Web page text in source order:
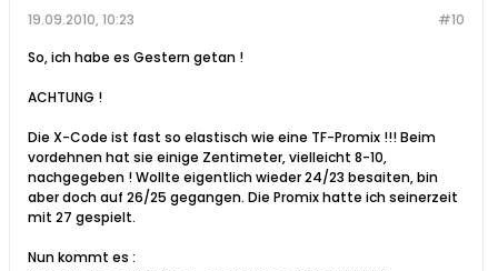
#10
19.09.2010, 10:23
So, ich habe es Gestern getan !
ACHTUNG !
Die X-Code ist fast so elastisch wie eine TF-Promix !!! Beim
vordehnen hat sie einige Zentimeter, vielleicht 8-10,
nachgegeben ! Wollte eigentlich wieder 24/23 besaiten, bin
aber doch auf 26/25 gegangen. Die Promix hatte ich seinerzeit
mit 27 gespielt.
Nun kommt es :